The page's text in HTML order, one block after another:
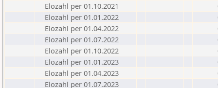
Elozahl per 01.10.2021
Elozahl per 01.01.2022
Elozahl per 01.04.2022
Elozahl per 01.07.2022
Elozahl per 01.10.2022
Elozahl per 01.01.2023
Elozahl per 01.04.2023
Elozahl per 01.07.2023